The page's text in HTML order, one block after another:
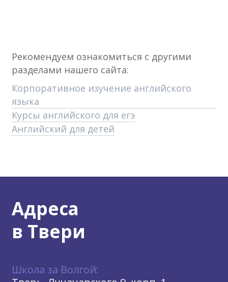
Рекомендуем ознакомиться с другими
разделами нашего сайта:
Корпоративное изучение английского
языка
Курсы английского для егэ
Английский для детей
Адреса
в Твери
Школа за Волгой: